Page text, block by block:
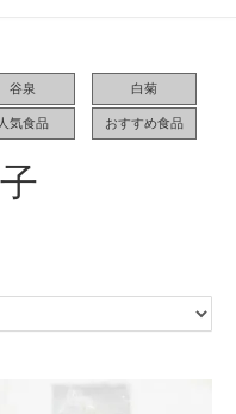
谷泉 白菊
人気食品 おすすめ食品